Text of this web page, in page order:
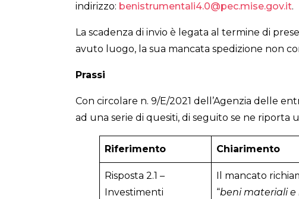
indirizzo: benistrumentali4.0@pec.mise.gov.it.
La scadenza di invio è legata al termine di
avuto luogo, la sua mancata spedizione non
Prassi
Con circolare n. 9/E/2021 dell’Agenzia delle
ad una serie di quesiti, di seguito se ne riporta
Riferimento Chiarimento
Risposta 2.1 –
Investimenti
Il mancato
“beni materiali